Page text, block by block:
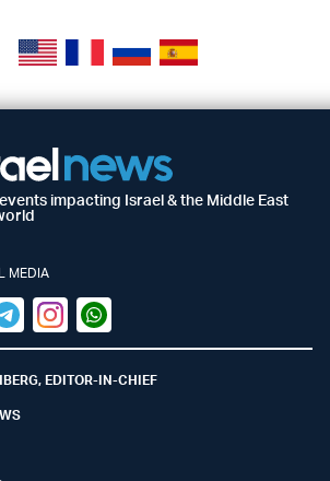
impacting Israel & the Middle East
MEDIA
(X)InstagramWhatsapp
EDITOR-IN-CHIEF